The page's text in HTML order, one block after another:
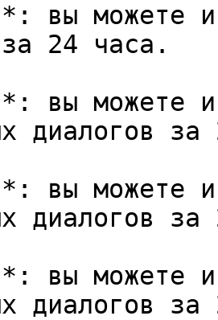
вы можете
24 часа.
вы можете
диалогов
вы можете
диалогов
вы можете
диалогов